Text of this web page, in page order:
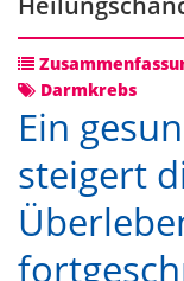
Darmkrebs
Ein
steigert